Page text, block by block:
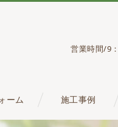
営業時間/9
ーム 施工事例